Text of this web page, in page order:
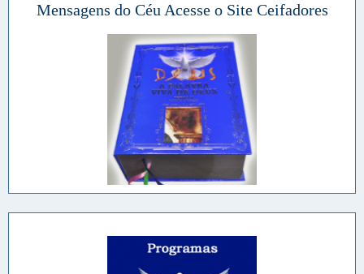
Mensagens do Céu Acesse o Site Ceifadores